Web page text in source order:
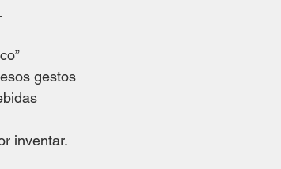
gestos
inventar.